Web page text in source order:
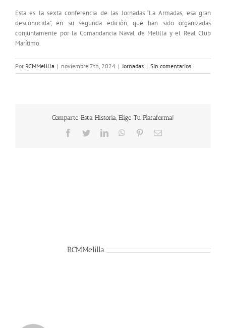
Esta es la sexta conferencia de las Jornadas ‘La Armadas, esa gran
desconocida”, en su segunda edición, que han sido organizadas
conjuntamente por la Comandancia Naval de Melilla y el Real Club
Marítimo.
Por RCMMelilla | noviembre 7th, 2024 | Jornadas | Sin comentarios
Comparte Esta Historia, Elige Tu Plataforma!
Facebook
TwitterLinkedInWhatsApp
PinterestCorreo
RCMMelilla